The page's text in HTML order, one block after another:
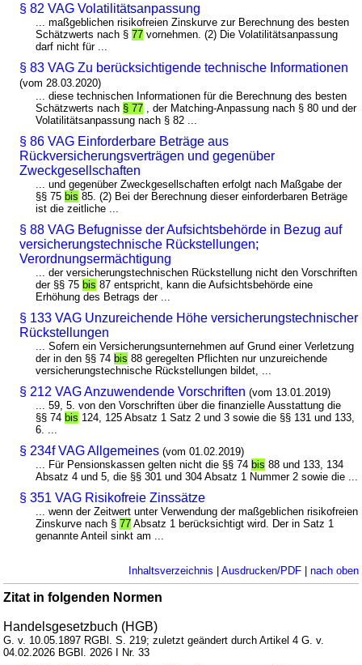
§ 82 VAG Volatilitätsanpassung
... maßgeblichen risikofreien Zinskurve zur Berechnung des besten
Schätzwerts nach §77 vornehmen. (2) Die Volatilitätsanpassung
darf nicht für ...
§ 83 VAG Zu berücksichtigende technische Informationen
(vom 28.03.2020)
... diese technischen Informationen für die Berechnung des besten
Schätzwerts nach § 77 , der Matching-Anpassung nach § 80 und der
Volatilitätsanpassung nach § 82 ...
§ 86 VAG Einforderbare Beträge aus
Rückversicherungsverträgen und gegenüber
Zweckgesellschaften
... und gegenüber Zweckgesellschaften erfolgt nach Maßgabe der
§§ 75bis 85. (2) Bei der Berechnung dieser einforderbaren Beträge
ist die zeitliche ...
§ 88 VAG Befugnisse der Aufsichtsbehörde in Bezug auf
versicherungstechnische Rückstellungen;
Verordnungsermächtigung
... der versicherungstechnischen Rückstellung nicht den Vorschriften
der §§ 75bis 87 entspricht, kann die Aufsichtsbehörde eine
Erhöhung des Betrags der ...
§ 133 VAG Unzureichende Höhe versicherungstechnischer
Rückstellungen
... Sofern ein Versicherungsunternehmen auf Grund einer Verletzung
der in den §§ 74bis 88 geregelten Pflichten nur unzureichende
versicherungstechnische Rückstellungen bildet, ...
§ 212 VAG Anzuwendende Vorschriften (vom 13.01.2019)
... 59, 5. von den Vorschriften über die finanzielle Ausstattung die
§§ 74bis 124, 125 Absatz 1 Satz 2 und 3 sowie die §§ 131 und 133,
6. ...
§ 234f VAG Allgemeines (vom 01.02.2019)
... Für Pensionskassen gelten nicht die §§ 74bis 88 und 133, 134
Absatz 4 und 5, die §§ 301 und 304 Absatz 1 Nummer 2 sowie die ...
§ 351 VAG Risikofreie Zinssätze
... wenn der Zeitwert unter Verwendung der maßgeblichen risikofreien
Zinskurve nach §77 Absatz 1 berücksichtigt wird. Der in Satz 1
genannte Anteil sinkt am ...
Inhaltsverzeichnis | Ausdrucken/PDF| nach oben
Zitat in folgenden Normen
Handelsgesetzbuch (HGB)
G. v. 10.05.1897 RGBl. S. 219; zuletzt geändert durch Artikel 4 G. v.
04.02.2026 BGBl. 2026 I Nr. 33